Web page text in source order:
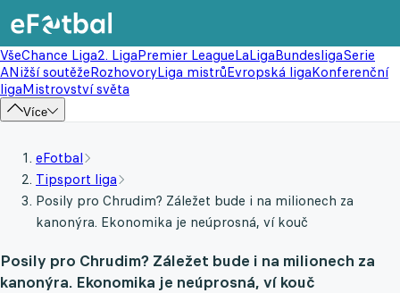
VšeChance Liga2. LigaPremier LeagueLaLigaBundesligaSerie
ANižší soutěžeRozhovoryLiga mistrůEvropská ligaKonferenční
ligaMistrovství světa
Více
eFotbal
Tipsport liga
Posily pro Chrudim? Záležet bude i na milionech za
kanonýra. Ekonomika je neúprosná, ví kouč
Posily pro Chrudim? Záležet bude i na milionech za
kanonýra. Ekonomika je neúprosná, ví kouč